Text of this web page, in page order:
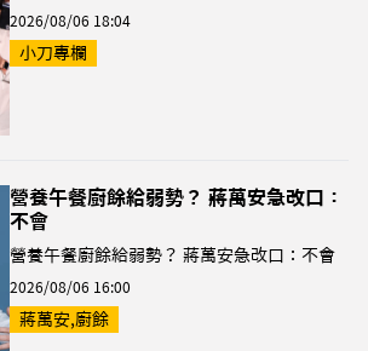
2026/08/06 18:04
小刀專欄
營養午餐廚餘給弱勢？ 蔣萬安急改口：
不會
營養午餐廚餘給弱勢？ 蔣萬安急改口：不會
2026/08/06 16:00
蔣萬安,廚餘